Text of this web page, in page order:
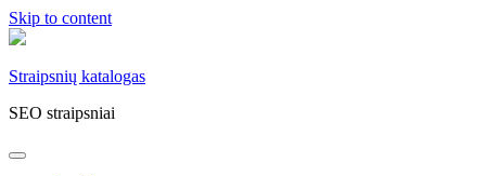
Skip to content
Straipsnių katalogas
SEO straipsniai